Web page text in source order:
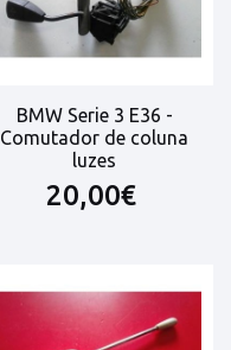
BMW Serie 3 E36 -
Comutador de coluna
luzes
20,00€